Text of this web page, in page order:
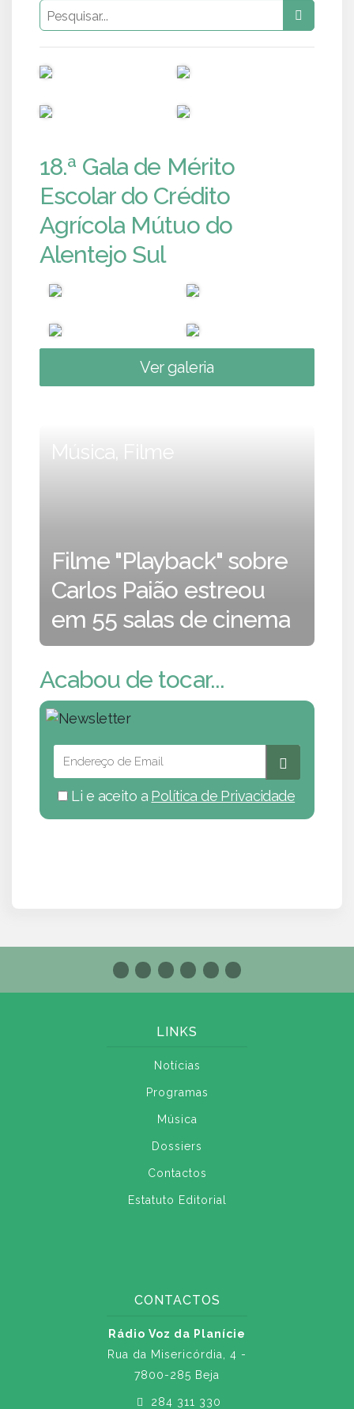
18.ª Gala de Mérito
Escolar do Crédito
Agrícola Mútuo do
Alentejo Sul
Ver galeria
Música, Filme
Filme "Playback" sobre
Carlos Paião estreou
em 55 salas de cinema
Acabou de tocar...
Li e aceito a Política de Privacidade
LINKS
Notícias
Programas
Música
Dossiers
Contactos
Estatuto Editorial
CONTACTOS
Rádio Voz da Planície
Rua da Misericórdia, 4 -
7800-285 Beja
284 311 330